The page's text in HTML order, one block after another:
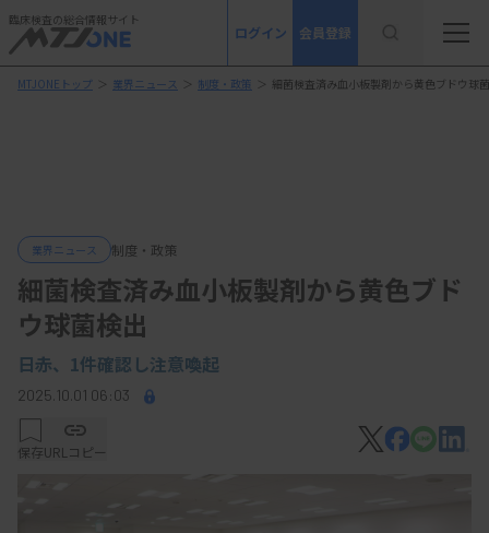
臨床検査の総合情報サイト
ログイン 会員登録
MTJONEトップ ＞ 業界ニュース ＞ 制度・政策 ＞ 細菌検査済み血小板製剤から黄色ブドウ球
業界ニュース 制度・政策
細菌検査済み血小板製剤から黄色ブド
ウ球菌検出
日赤、1件確認し注意喚起
2025.10.01 06:03
保存URLコピー